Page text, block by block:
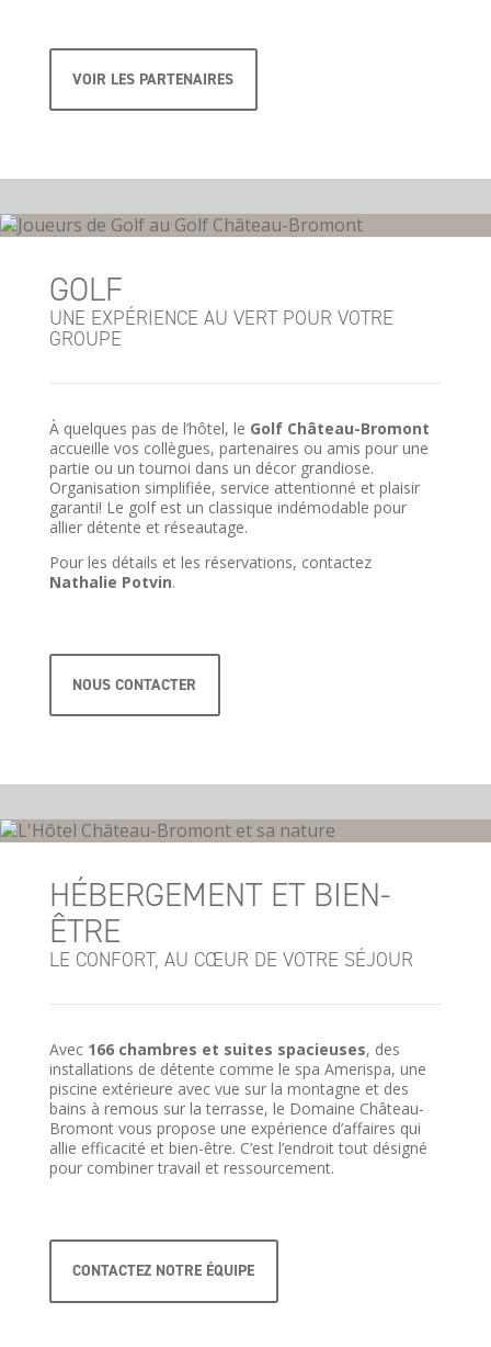
VOIR LES PARTENAIRES
GOLF
UNE EXPÉRIENCE AU VERT POUR VOTRE
GROUPE
À quelques pas de l’hôtel, le Golf Château-Bromont
accueille vos collègues, partenaires ou amis pour une
partie ou un tournoi dans un décor grandiose.
Organisation simplifiée, service attentionné et plaisir
garanti! Le golf est un classique indémodable pour
allier détente et réseautage.
Pour les détails et les réservations, contactez
Nathalie Potvin.
NOUS CONTACTER
HÉBERGEMENT ET BIEN-
ÊTRE
LE CONFORT, AU CŒUR DE VOTRE SÉJOUR
Avec 166 chambres et suites spacieuses, des
installations de détente comme le spa Amerispa, une
piscine extérieure avec vue sur la montagne et des
bains à remous sur la terrasse, le Domaine Château-
Bromont vous propose une expérience d’affaires qui
allie efficacité et bien-être. C’est l’endroit tout désigné
pour combiner travail et ressourcement.
CONTACTEZ NOTRE ÉQUIPE